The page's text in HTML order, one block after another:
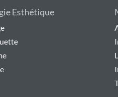
Esthétique